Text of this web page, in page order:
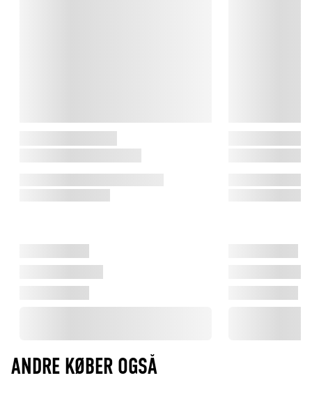
ANDRE KØBER OGSÅ